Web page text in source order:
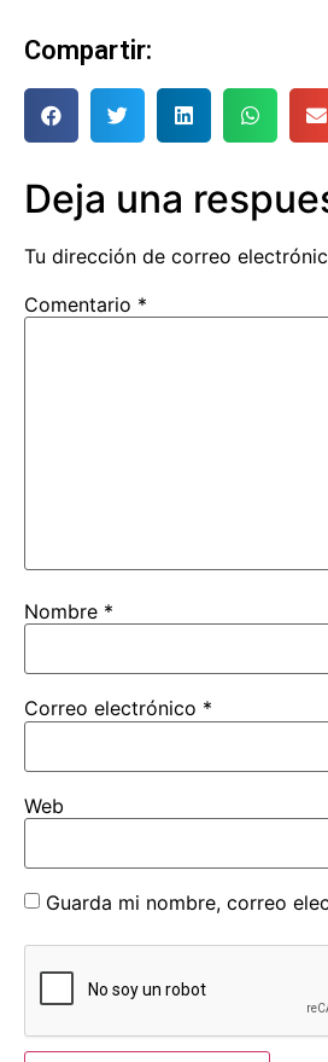
Compartir:
Deja una
Tu dirección de correo
Comentario *
Nombre *
Correo electrónico *
Web
Guarda mi nombre, correo